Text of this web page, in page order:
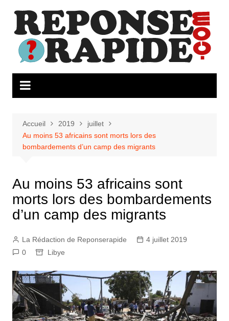
contenu
Accueil 2019
juillet
Au moins 53 africains sont morts lors des
bombardements d’un camp des migrants
Au moins 53 africains sont
morts lors des bombardements
d’un camp des migrants
La Rédaction de Reponserapide
4 juillet 2019
0
Libye